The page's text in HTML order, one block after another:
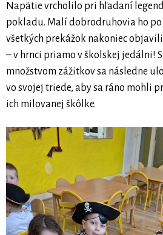
Napätie vrcholilo pri hľadaní
pokladu. Malí dobrodruhovia ho
všetkých prekážok nakoniec
– v hrnci priamo v školskej jedálni!
množstvom zážitkov sa následne
vo svojej triede, aby sa ráno mohli
ich milovanej škôlke.